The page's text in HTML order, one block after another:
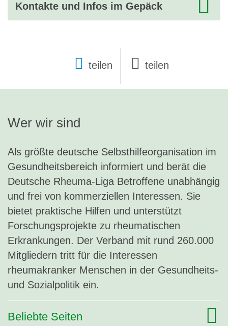
Kontakte und Infos im Gepäck
teilen
Wer wir sind
Als größte deutsche Selbsthilfeorganisation im
Gesundheitsbereich informiert und berät die
Deutsche Rheuma-Liga Betroffene unabhängig
und frei von kommerziellen Interessen. Sie
bietet praktische Hilfen und unterstützt
Forschungsprojekte zu rheumatischen
Erkrankungen. Der Verband mit rund 260.000
Mitgliedern tritt für die Interessen
rheumakranker Menschen in der Gesundheits-
und Sozialpolitik ein.
Beliebte Seiten